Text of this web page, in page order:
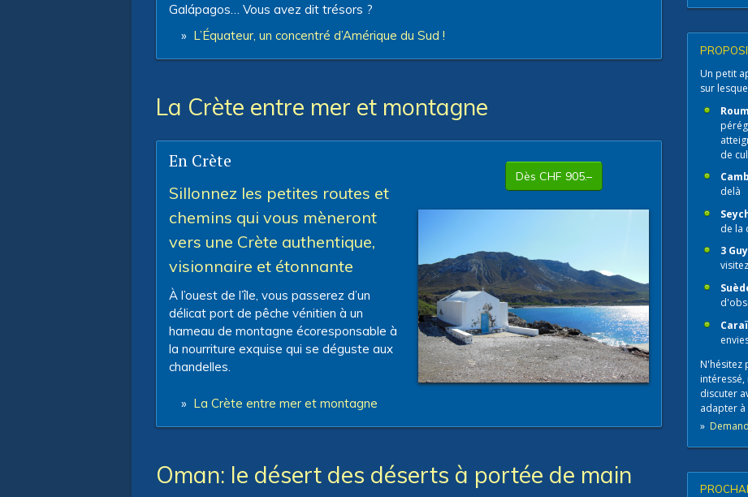
Galápagos… Vous avez dit trésors ?
» L’Équateur, un concentré d’Amérique du Sud !
La Crète entre mer et montagne
En Crète
Sillonnez les petites routes et
chemins qui vous mèneront
vers une Crète authentique,
visionnaire et étonnante
À l’ouest de l’île, vous passerez d’un
délicat port de pêche vénitien à un
hameau de montagne écoresponsable à
la nourriture exquise qui se déguste aux
chandelles.
Dès CHF 905.–
» La Crète entre mer et montagne
Oman: le désert des déserts à portée de main
Un petit
sur
de
delà
de la
3
N'hésitez
discuter
adapter à
»